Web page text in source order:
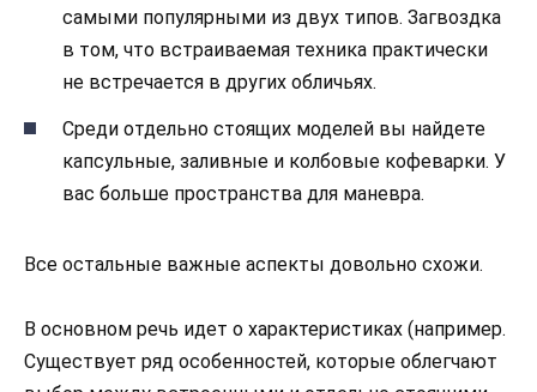
самыми популярными из двух типов. Загвоздка
в том, что встраиваемая техника практически
не встречается в других обличьях.
Среди отдельно стоящих моделей вы найдете
капсульные, заливные и колбовые кофеварки. У
вас больше пространства для маневра.
Все остальные важные аспекты довольно схожи.
В основном речь идет о характеристиках (например.
Существует ряд особенностей, которые облегчают